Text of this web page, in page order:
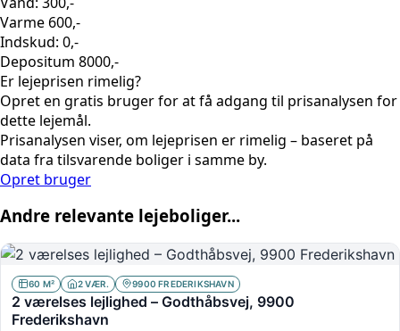
Varme 600,-
Indskud: 0,-
Depositum 8000,-
Er lejeprisen rimelig?
Opret en gratis bruger for at få adgang til prisanalysen for
dette lejemål.
Prisanalysen viser, om lejeprisen er rimelig – baseret på
data fra tilsvarende boliger i samme by.
Opret bruger
Andre relevante lejeboliger...
60 M² 2 VÆR. 9900 FREDERIKSHAVN
2 værelses lejlighed – Godthåbsvej, 9900
Frederikshavn